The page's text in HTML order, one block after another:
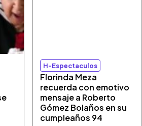
H-Espectaculos
Florinda Meza
recuerda con emotivo
mensaje a Roberto
Gómez Bolaños en su
cumpleaños 94